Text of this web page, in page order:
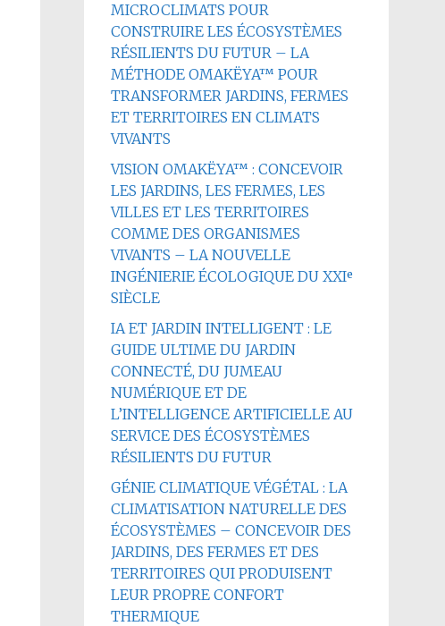
MICROCLIMATS POUR
CONSTRUIRE LES ÉCOSYSTÈMES
RÉSILIENTS DU FUTUR – LA
MÉTHODE OMAKËYA™ POUR
TRANSFORMER JARDINS, FERMES
ET TERRITOIRES EN CLIMATS
VIVANTS
VISION OMAKËYA™ : CONCEVOIR
LES JARDINS, LES FERMES, LES
VILLES ET LES TERRITOIRES
COMME DES ORGANISMES
VIVANTS – LA NOUVELLE
INGÉNIERIE ÉCOLOGIQUE DU XXIᵉ
SIÈCLE
IA ET JARDIN INTELLIGENT : LE
GUIDE ULTIME DU JARDIN
CONNECTÉ, DU JUMEAU
NUMÉRIQUE ET DE
L’INTELLIGENCE ARTIFICIELLE AU
SERVICE DES ÉCOSYSTÈMES
RÉSILIENTS DU FUTUR
GÉNIE CLIMATIQUE VÉGÉTAL : LA
CLIMATISATION NATURELLE DES
ÉCOSYSTÈMES – CONCEVOIR DES
JARDINS, DES FERMES ET DES
TERRITOIRES QUI PRODUISENT
LEUR PROPRE CONFORT
THERMIQUE